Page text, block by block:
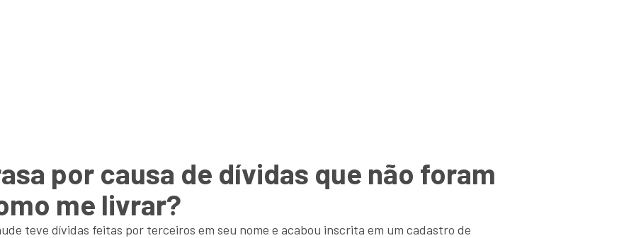
por causa de dívidas que não foram
me livrar?
teve dívidas feitas por terceiros em seu nome e acabou inscrita em um cadastro de